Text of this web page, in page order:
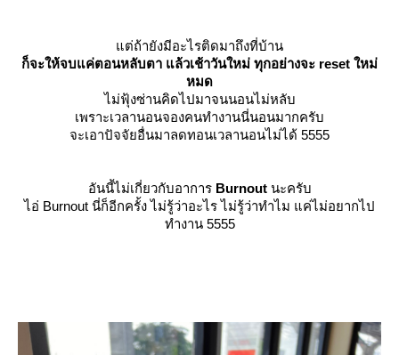
ต่ถ้ายังมีอะไรติดมาถึงที่บ้าน
ก็จะให้จบแค่ตอนหลับตา แล้วเช้าวันใหม่ ทุกอย่างจะ reset ใหม่
หมด
ไม่ฟุ้งซ่านคิดไปมาจนนอนไม่หลับ
เพราะเวลานอนจองคนทำงานนี่นอนมากครับ
จะเอาปัจจัยอื่นมาลดทอนเวลานอนไม่ได้ 5555
อันนี้ไม่เกี่ยวกับอาการ Burnout นะครับ
ไอ่ Burnout นี่ก็อีกครั้ง ไม่รู้ว่าอะไร ไม่รู้ว่าทำไม แค่ไม่อยากไป
ทำงาน 5555